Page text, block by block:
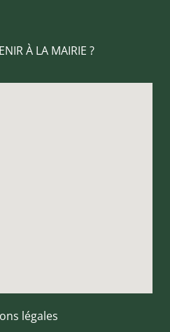
À LA MAIRIE ?
légales